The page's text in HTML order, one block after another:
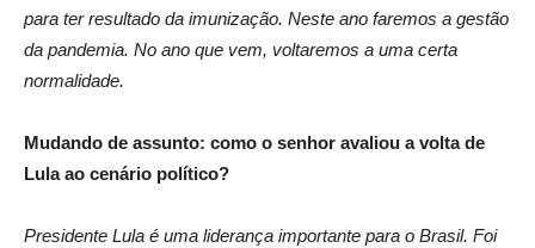
para ter resultado da imunização. Neste ano faremos a gestão
da pandemia. No ano que vem, voltaremos a uma certa
normalidade.
Mudando de assunto: como o senhor avaliou a volta de
Lula ao cenário político?
Presidente Lula é uma liderança importante para o Brasil. Foi